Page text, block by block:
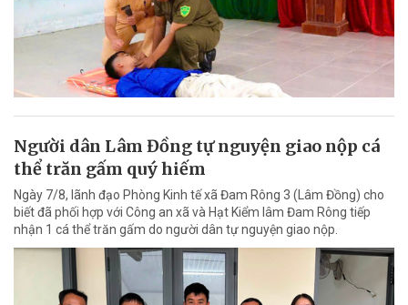
Người dân Lâm Đồng tự nguyện giao nộp cá
thể trăn gấm quý hiếm
Ngày 7/8, lãnh đạo Phòng Kinh tế xã Đam Rông 3 (Lâm Đồng) cho
biết đã phối hợp với Công an xã và Hạt Kiểm lâm Đam Rông tiếp
nhận 1 cá thể trăn gấm do người dân tự nguyện giao nộp.